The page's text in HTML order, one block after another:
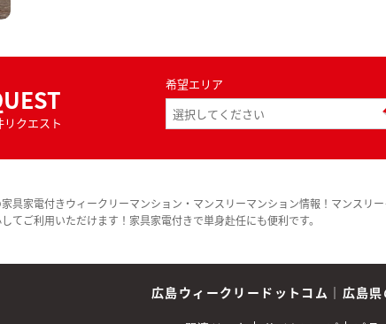
リクエスト
希望エリア
具家電付きウィークリーマンション・マンスリーマンション情報！マンスリ
てご利用いただけます！家具家電付きで単身赴任にも便利です。
広島ウィークリードットコム ｜ 広島